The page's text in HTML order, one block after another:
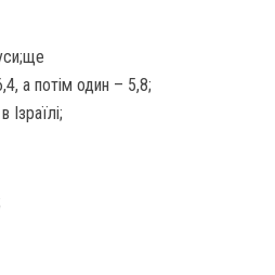
а потім один – 5,8;
Ізраїлі;